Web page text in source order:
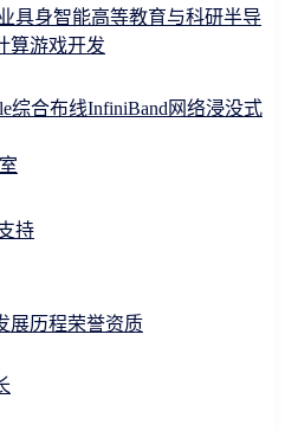
具身智能高等教育与科研半导
算游戏开发
综合布线InfiniBand网络浸没式
持
展历程荣誉资质